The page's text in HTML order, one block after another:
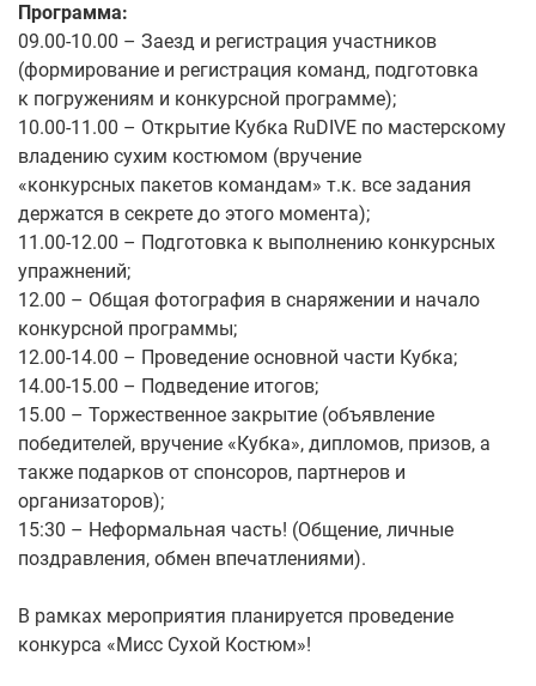
Программа:
09.00-10.00 – Заезд и регистрация участников
(формирование и регистрация команд, подготовка
к погружениям и конкурсной программе);
10.00-11.00 – Открытие Кубка RuDIVE по мастерскому
владению сухим костюмом (вручение
«конкурсных пакетов командам» т.к. все задания
держатся в секрете до этого момента);
11.00-12.00 – Подготовка к выполнению конкурсных
упражнений;
12.00 – Общая фотография в снаряжении и начало
конкурсной программы;
12.00-14.00 – Проведение основной части Кубка;
14.00-15.00 – Подведение итогов;
15.00 – Торжественное закрытие (объявление
победителей, вручение «Кубка», дипломов, призов, а
также подарков от спонсоров, партнеров и
организаторов);
15:30 – Неформальная часть! (Общение, личные
поздравления, обмен впечатлениями).
В рамках мероприятия планируется проведение
конкурса «Мисс Сухой Костюм»!